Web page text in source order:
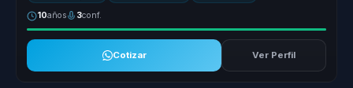
10años 3conf.
Cotizar Ver Perfil